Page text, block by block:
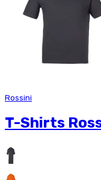
Rossini
T-Shirts